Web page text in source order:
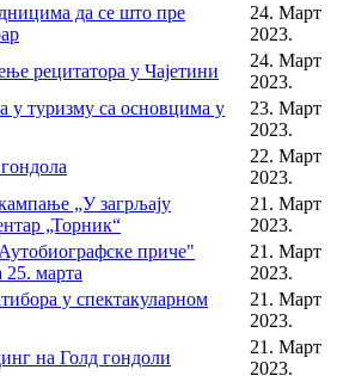
обавештења
Урбанизам
да се што пре
24. Март
2023.
рецитатора у Чајетини
24. Март
2023.
у туризму са основцима у
23. Март
2023.
22. Март
2023.
„У загрљају
„Торник“
21. Март
2023.
приче"
марта
21. Март
2023.
у спектакуларном
21. Март
2023.
на Голд гондоли
21. Март
2023.